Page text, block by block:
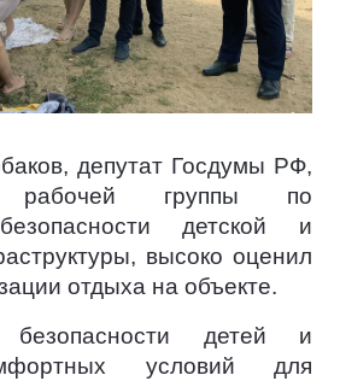
депутат Госдумы РФ,
рабочей группы по
детской и
высоко оценил
отдыха на объекте.
безопасности детей и
условий для